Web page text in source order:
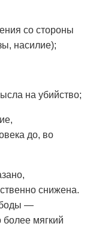
со стороны
насилие);
на убийство;
до, во
снижена.
—
более мягкий